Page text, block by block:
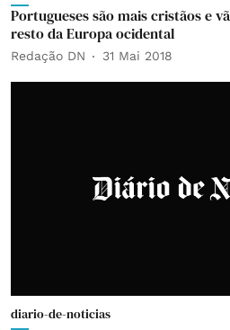
Portugueses são mais cristãos e
resto da Europa ocidental
Redação DN 31 Mai 2018
diario-de-noticias